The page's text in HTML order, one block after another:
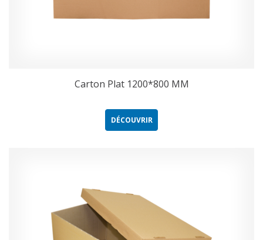
Carton Plat 1200*800 MM
DÉCOUVRIR